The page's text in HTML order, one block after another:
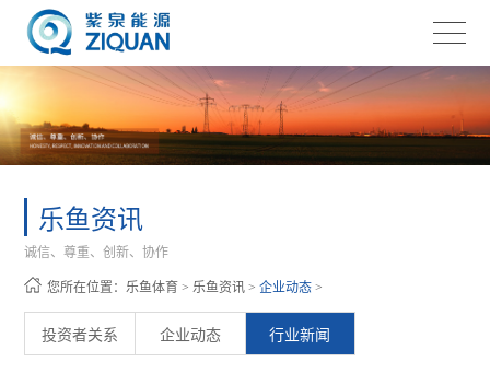
乐鱼资讯
诚信、尊重、创新、协作
您所在位置：乐鱼体育 >乐鱼资讯 >企业动态 >
投资者关系 企业动态 行业新闻